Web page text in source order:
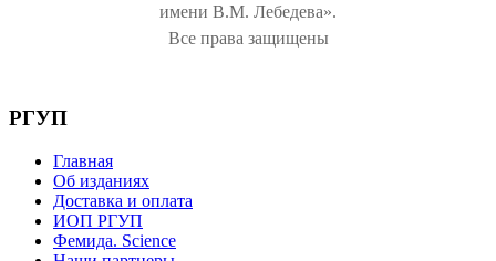
имени В.М. Лебедева».
Все права защищены
РГУП
Главная
Об изданиях
Доставка и оплата
ИОП РГУП
Фемида. Science